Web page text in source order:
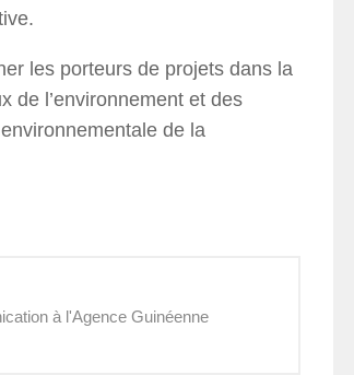
les porteurs de projets dans la
de l’environnement et des
de la
à l'Agence Guinéenne